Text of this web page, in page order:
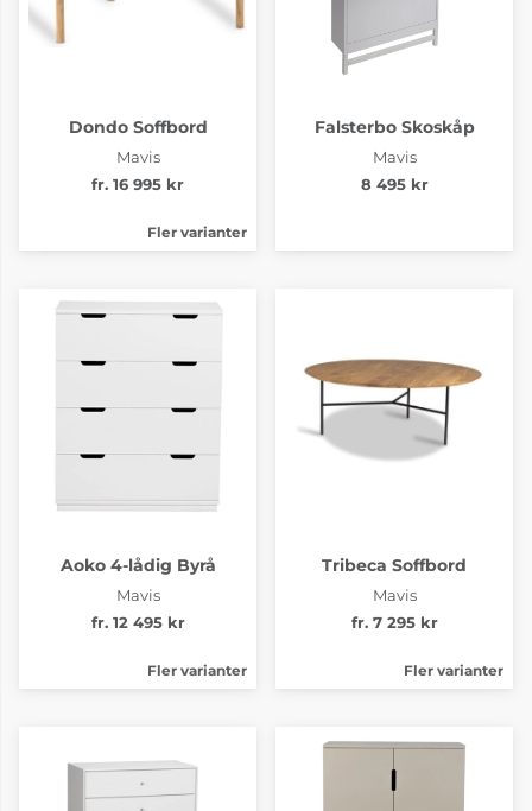
Dondo Soffbord
Mavis
fr. 16 995 kr
Fler varianter
Falsterbo Skoskåp
Mavis
8 495 kr
Aoko 4-lådig Byrå
Mavis
fr. 12 495 kr
Fler varianter
Tribeca Soffbord
Mavis
fr. 7 295 kr
Fler varianter